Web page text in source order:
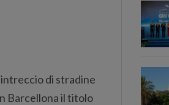
di stradine
Barcellona il titolo